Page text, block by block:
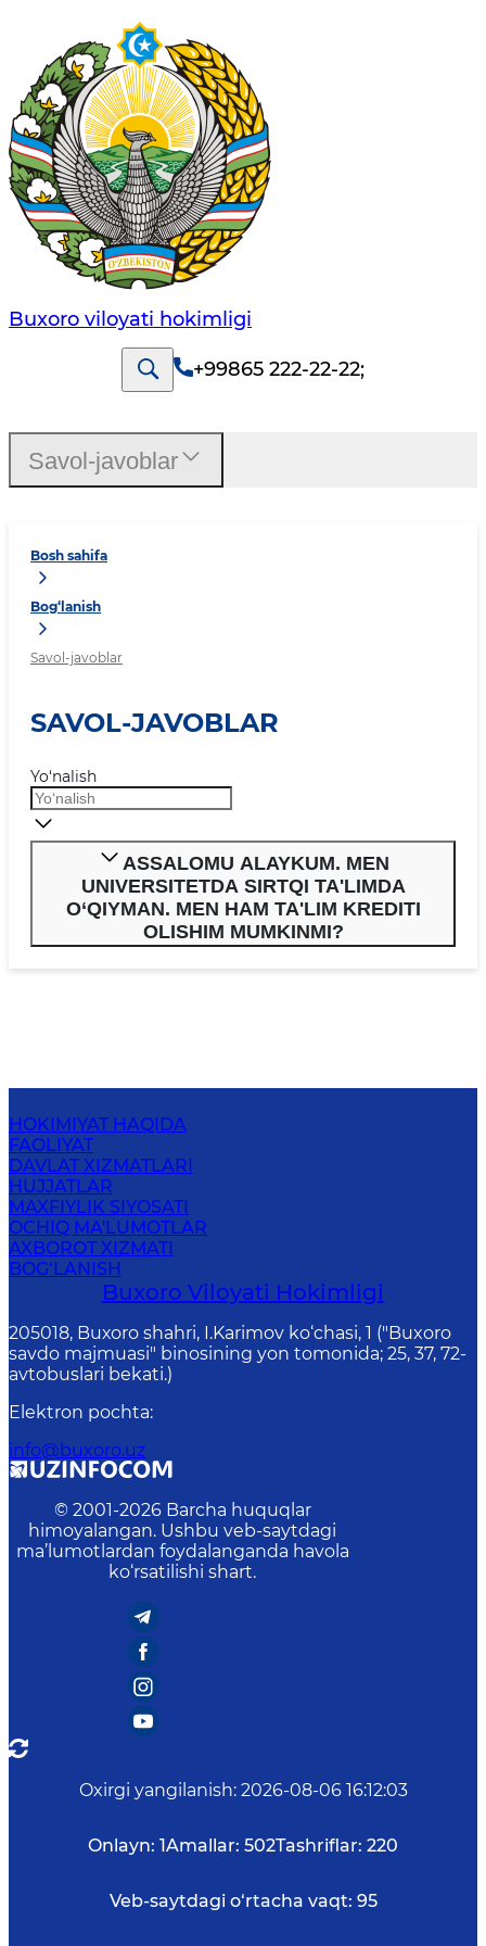
Buxoro viloyati hokimligi
+99865 222-22-22;
Bosh sahifa
Bog‘lanish
Savol-javoblar
SAVOL-JAVOBLAR
Yo‘nalish
ASSALOMU ALAYKUM. MEN
UNIVERSITETDA SIRTQI TA'LIMDA
O‘QIYMAN. MEN HAM TA'LIM KREDITI
OLISHIM MUMKINMI?
Savol-javoblar
HOKIMIYAT HAQIDA
FAOLIYAT
DAVLAT XIZMATLARI
HUJJATLAR
MAXFIYLIK SIYOSATI
OCHIQ MA'LUMOTLAR
AXBOROT XIZMATI
BOG‘LANISH
Buxoro Viloyati Hokimligi
205018, Buхоrо shahri, I.Karimov ko‘chаsi, 1 ("Buxoro
savdo majmuasi" binosining yon tomonida; 25, 37, 72-
avtobuslari bekati.)
Elektron pochta:
info@buxoro.uz
© 2001-2026 Barcha huquqlar
himoyalangan. Ushbu veb-saytdagi
ma’lumotlardan foydalanganda havola
ko‘rsatilishi shart.
Oxirgi yangilanish: 2026-08-06 16:12:03
Onlayn: 1Amallar: 502Tashriflar: 220
Veb-saytdagi o‘rtacha vaqt: 95